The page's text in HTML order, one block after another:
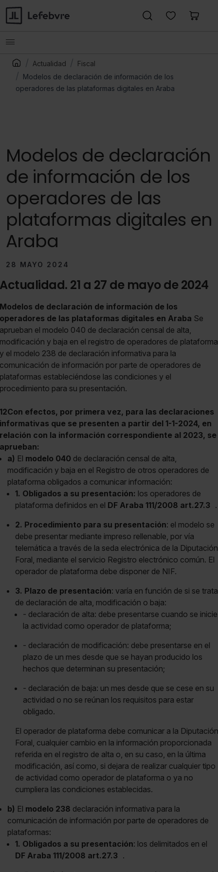
Actualidad
Fiscal
Modelos de declaración de información de los
operadores de las plataformas digitales en Araba
Modelos de declaración
de información de los
operadores de las
plataformas digitales en
Araba
28 MAYO 2024
Actualidad. 21 a 27 de mayo de 2024
Modelos de declaración de información de los
operadores de las plataformas digitales en Araba Se
aprueban el modelo 040 de declaración censal de alta,
modificación y baja en el registro de operadores de plataforma
y el modelo 238 de declaración informativa para la
comunicación de información por parte de operadores de
plataformas estableciéndose las condiciones y el
procedimiento para su presentación.
12Con efectos, por primera vez, para las declaraciones
informativas que se presenten a partir del 1-1-2024, en
relación con la información correspondiente al 2023, se
aprueban:
a) El modelo 040 de declaración censal de alta,
modificación y baja en el Registro de otros operadores de
plataforma obligados a comunicar información:
1. Obligados a su presentación: los operadores de
plataforma definidos en el DF Araba 111/2008 art.27.3 .
2. Procedimiento para su presentación: el modelo se
debe presentar mediante impreso rellenable, por vía
telemática a través de la seda electrónica de la Diputación
Foral, mediante el servicio Registro electrónico común. El
operador de plataforma debe disponer de NIF.
3. Plazo de presentación: varía en función de si se trata
de declaración de alta, modificación o baja:
- declaración de alta: debe presentarse cuando se inicie
la actividad como operador de plataforma;
- declaración de modificación: debe presentarse en el
plazo de un mes desde que se hayan producido los
hechos que determinan su presentación;
- declaración de baja: un mes desde que se cese en su
actividad o no se reúnan los requisitos para estar
obligado.
El operador de plataforma debe comunicar a la Diputación
Foral, cualquier cambio en la información proporcionada
referida en el registro de alta o, en su caso, en la última
modificación, así como, si dejara de realizar cualquier tipo
de actividad como operador de plataforma o ya no
cumpliera las condiciones establecidas.
b) El modelo 238 declaración informativa para la
comunicación de información por parte de operadores de
plataformas:
1. Obligados a su presentación: los delimitados en el
DF Araba 111/2008 art.27.3 .